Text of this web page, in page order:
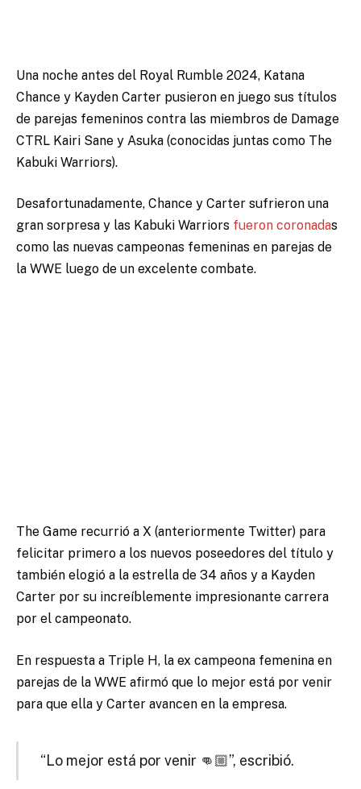
Una noche antes del Royal Rumble 2024, Katana
Chance y Kayden Carter pusieron en juego sus títulos
de parejas femeninos contra las miembros de Damage
CTRL Kairi Sane y Asuka (conocidas juntas como The
Kabuki Warriors).
Desafortunadamente, Chance y Carter sufrieron una
gran sorpresa y las Kabuki Warriors fueron coronadas
como las nuevas campeonas femeninas en parejas de
la WWE luego de un excelente combate.
The Game recurrió a X (anteriormente Twitter) para
felicitar primero a los nuevos poseedores del título y
también elogió a la estrella de 34 años y a Kayden
Carter por su increíblemente impresionante carrera
por el campeonato.
En respuesta a Triple H, la ex campeona femenina en
parejas de la WWE afirmó que lo mejor está por venir
para que ella y Carter avancen en la empresa.
“Lo mejor está por venir 👊🏼”, escribió.